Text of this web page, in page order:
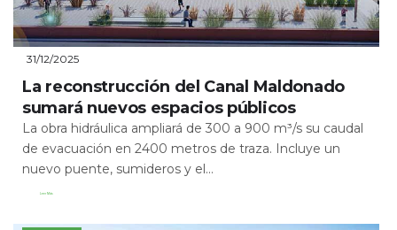
31/12/2025
La reconstrucción del Canal Maldonado
sumará nuevos espacios públicos
La obra hidráulica ampliará de 300 a 900 m³/s su caudal
de evacuación en 2400 metros de traza. Incluye un
nuevo puente, sumideros y el...
Leer Más